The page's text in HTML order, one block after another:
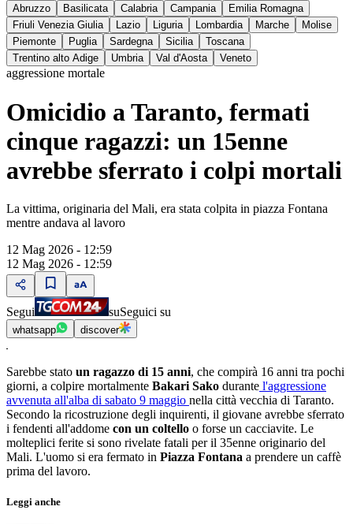
Abruzzo Basilicata Calabria Campania
Emilia Romagna
Friuli Venezia Giulia
Lazio Liguria Lombardia Marche
Molise
Piemonte
Puglia Sardegna Sicilia
Toscana
Trentino alto Adige
Umbria Val d'Aosta Veneto
aggressione mortale
Omicidio a Taranto, fermati
cinque ragazzi: un 15enne
avrebbe sferrato i colpi mortali
La vittima, originaria del Mali, era stata colpita in piazza Fontana
mentre andava al lavoro
12 Mag 2026 - 12:59
12 Mag 2026 - 12:59
Segui suSeguici su
whatsapp discover
Sarebbe stato un ragazzo di 15 anni, che compirà 16 anni tra pochi
giorni, a colpire mortalmente Bakari Sako durante l'aggressione
avvenuta all'alba di sabato 9 maggio nella città vecchia di Taranto.
Secondo la ricostruzione degli inquirenti, il giovane avrebbe sferrato
i fendenti all'addome con un coltello o forse un cacciavite. Le
molteplici ferite si sono rivelate fatali per il 35enne originario del
Mali. L'uomo si era fermato in Piazza Fontana a prendere un caffè
prima del lavoro.
Leggi anche